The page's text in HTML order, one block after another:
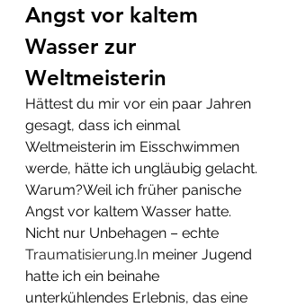
Angst vor kaltem
Wasser zur
Weltmeisterin
Hättest du mir vor ein paar Jahren
gesagt, dass ich einmal
Weltmeisterin im Eisschwimmen
werde, hätte ich ungläubig gelacht.
Warum?Weil ich früher panische
Angst vor kaltem Wasser hatte.
Nicht nur Unbehagen – echte
Traumatisierung.In meiner Jugend
hatte ich ein beinahe
unterkühlendes Erlebnis, das eine